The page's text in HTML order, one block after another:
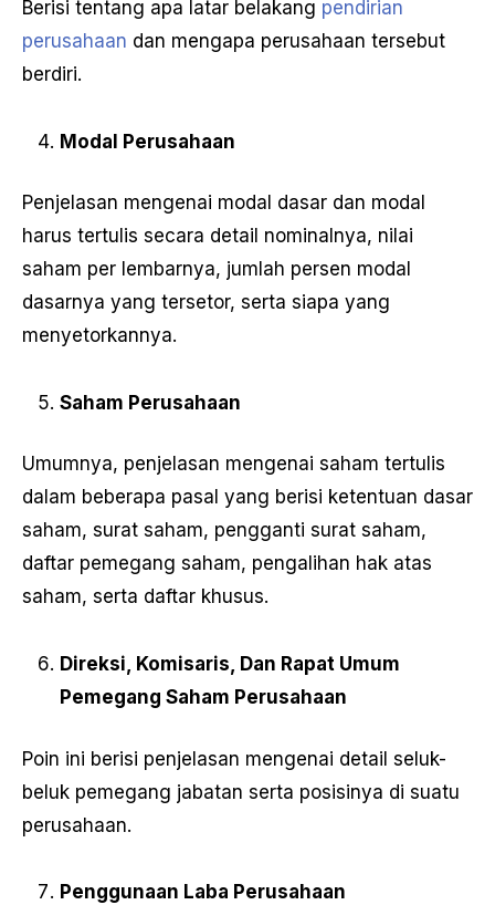
Berisi tentang apa latar belakang pendirian
perusahaan dan mengapa perusahaan tersebut
berdiri.
Modal Perusahaan
Penjelasan mengenai modal dasar dan modal
harus tertulis secara detail nominalnya, nilai
saham per lembarnya, jumlah persen modal
dasarnya yang tersetor, serta siapa yang
menyetorkannya.
Saham Perusahaan
Umumnya, penjelasan mengenai saham tertulis
dalam beberapa pasal yang berisi ketentuan dasar
saham, surat saham, pengganti surat saham,
daftar pemegang saham, pengalihan hak atas
saham, serta daftar khusus.
Direksi, Komisaris, Dan Rapat Umum
Pemegang Saham Perusahaan
Poin ini berisi penjelasan mengenai detail seluk-
beluk pemegang jabatan serta posisinya di suatu
perusahaan.
Penggunaan Laba Perusahaan